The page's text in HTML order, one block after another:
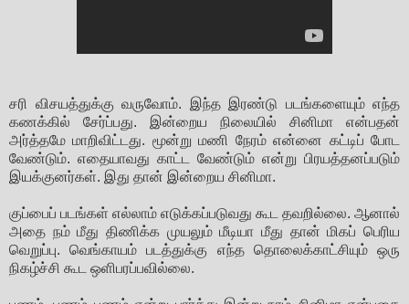
சரி விசயத்துக்கு வருவோம். இந்த இரண்டு படங்களையும் எந்த
கணக்கில் சேர்ப்பது. இன்றைய நிலையில் சினிமா என்பதன்
அர்த்தமே மாறிவிட்டது. மூன்று மணி நேரம் என்னை கட்டிப் போட
வேண்டும். எதையாவது காட்ட வேண்டும் என்று பிரயத்தனப்படும்
இயக்குனர்கள். இது தான் இன்றைய சினிமா.
குப்பைப் படங்கள் எல்லாம் எடுக்கப்படுவது கூட தவறில்லை. ஆனால்
அதை நம் மீது திணிக்க முயலும் மீடியா மீது தான் மிகப் பெரிய
வெறுப்பு. வெங்காயம் படத்துக்கு எந்த தொலைக்காட்சியும் ஒரு
நிகழ்ச்சி கூட ஒளிபரப்பவில்லை.